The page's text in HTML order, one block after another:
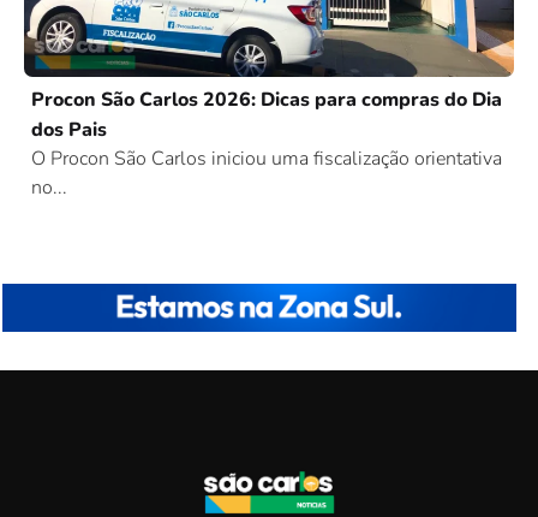
Procon São Carlos 2026: Dicas para compras do Dia
dos Pais
O Procon São Carlos iniciou uma fiscalização orientativa
no...